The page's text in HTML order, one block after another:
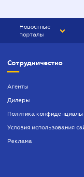
Новостные
порталы
БИЗНЕС
Сотрудничество
Агенты
Дилеры
Политика
Условия использования
Реклама